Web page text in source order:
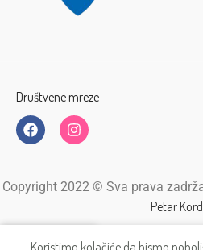
Društvene mreze
Copyright 2022 © Sva prava
Petar
Koristimo kolačiće da bismo